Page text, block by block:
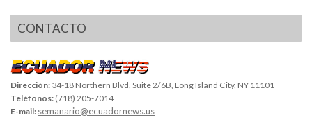
CONTACTO
Dirección: 34-18 Northern Blvd, Suite 2/6B, Long Island City, NY 11101
Teléfonos: (718) 205-7014
E-mail: semanario@ecuadornews.us